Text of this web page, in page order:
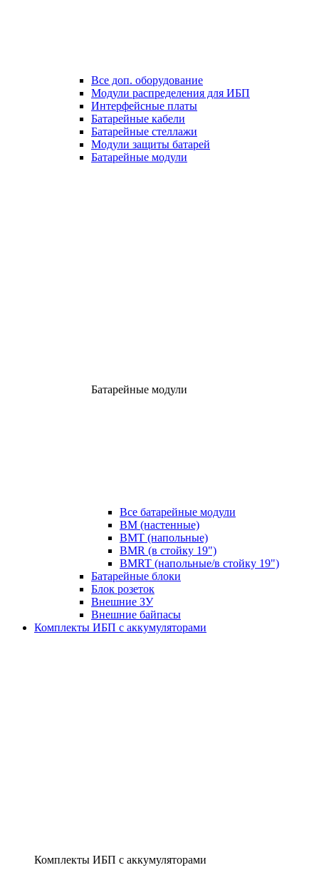
Все доп. оборудование
Модули распределения для ИБП
Интерфейсные платы
Батарейные кабели
Батарейные стеллажи
Модули защиты батарей
Батарейные модули
Батарейные модули
Все батарейные модули
BM (настенные)
BMT (напольные)
BMR (в стойку 19")
BMRT (напольные/в стойку 19")
Батарейные блоки
Блок розеток
Внешние ЗУ
Внешние байпасы
Комплекты ИБП с аккумуляторами
Комплекты ИБП с аккумуляторами